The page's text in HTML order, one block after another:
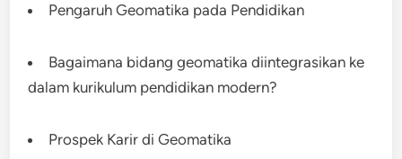
Pengaruh Geomatika pada Pendidikan
Bagaimana bidang geomatika diintegrasikan ke
dalam kurikulum pendidikan modern?
Prospek Karir di Geomatika